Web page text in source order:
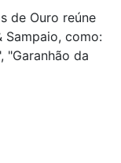
de Ouro reúne
Sampaio, como:
"Garanhão da